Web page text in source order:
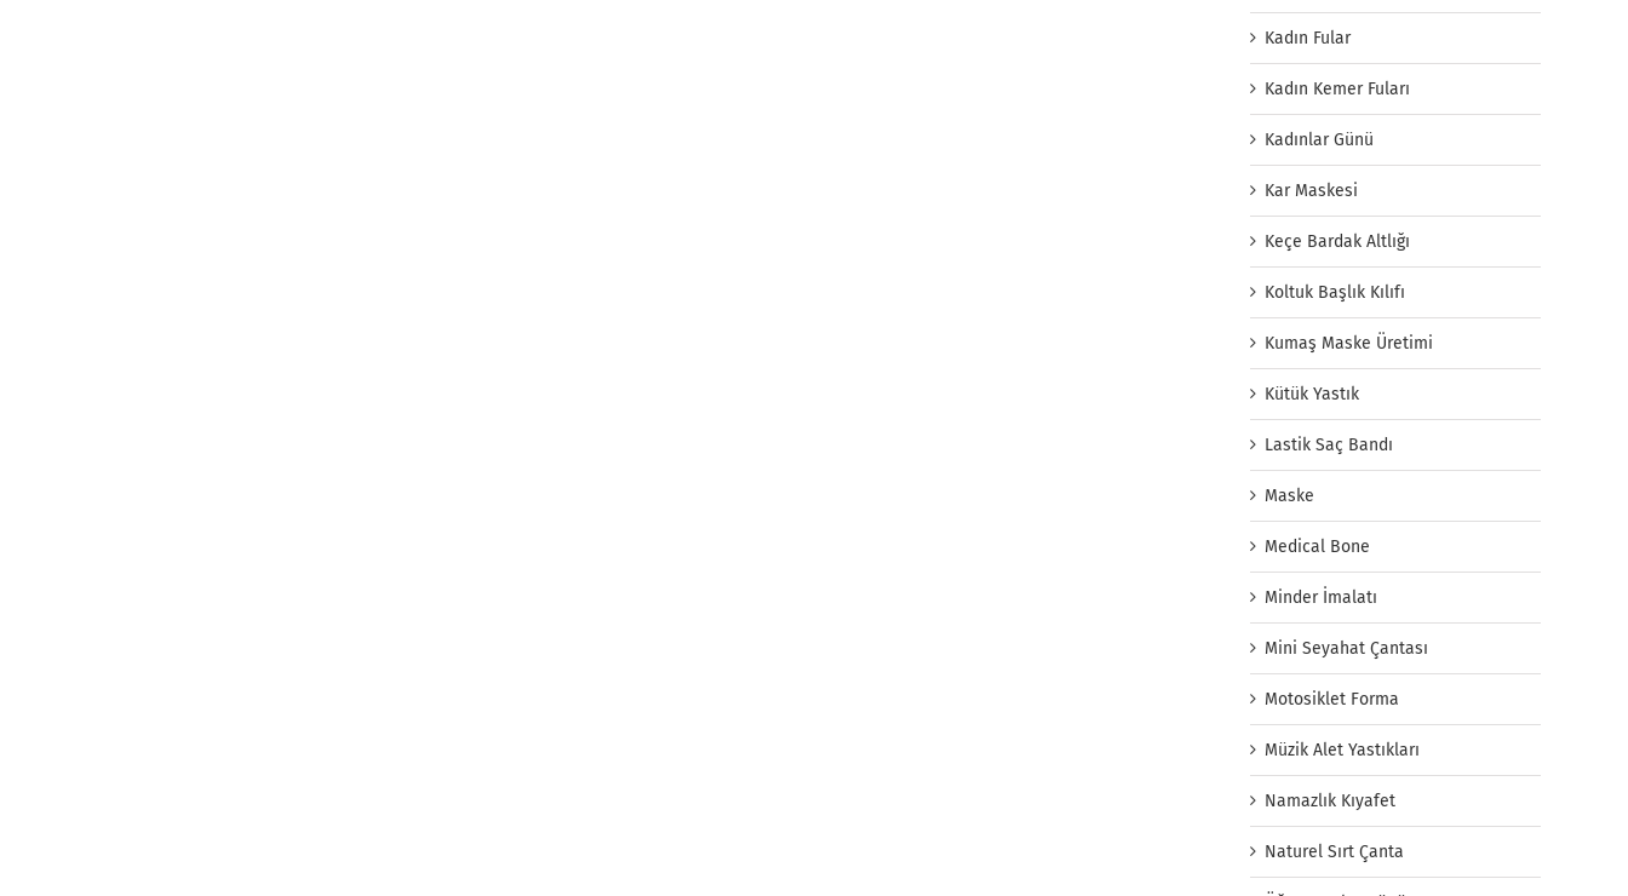
Kadın Fular
Kadın Kemer Fuları
Kadınlar Günü
Kar Maskesi
Keçe Bardak Altlığı
Koltuk Başlık Kılıfı
Kumaş Maske Üretimi
Kütük Yastık
Lastik Saç Bandı
Maske
Medical Bone
Minder İmalatı
Mini Seyahat Çantası
Motosiklet Forma
Müzik Alet Yastıkları
Namazlık Kıyafet
Naturel Sırt Çanta